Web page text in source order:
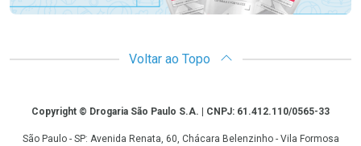
Voltar ao Topo
CopyrightCopyright © Drogaria São Paulo S.A. | CNPJ: 61.412.110/0565-33
São Paulo - SP: Avenida Renata, 60, Chácara Belenzinho - Vila Formosa